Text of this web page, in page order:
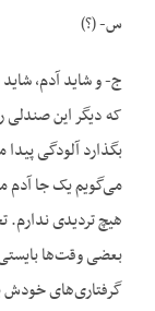
س- (؟)
ج- و شاید آدم،
که دیگر این
بگذارد آلودگی
می‌گویم یک جا آدم
هیچ تردیدی ندارم.
بعضی وقت‌ها بایستی
گرفتاری‌های خودش